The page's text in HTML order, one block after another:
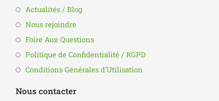
Actualités / Blog
Nous rejoindre
Foire Aux Questions
Politique de Confidentialité / RGPD
Conditions Générales d'Utilisation
Nous contacter